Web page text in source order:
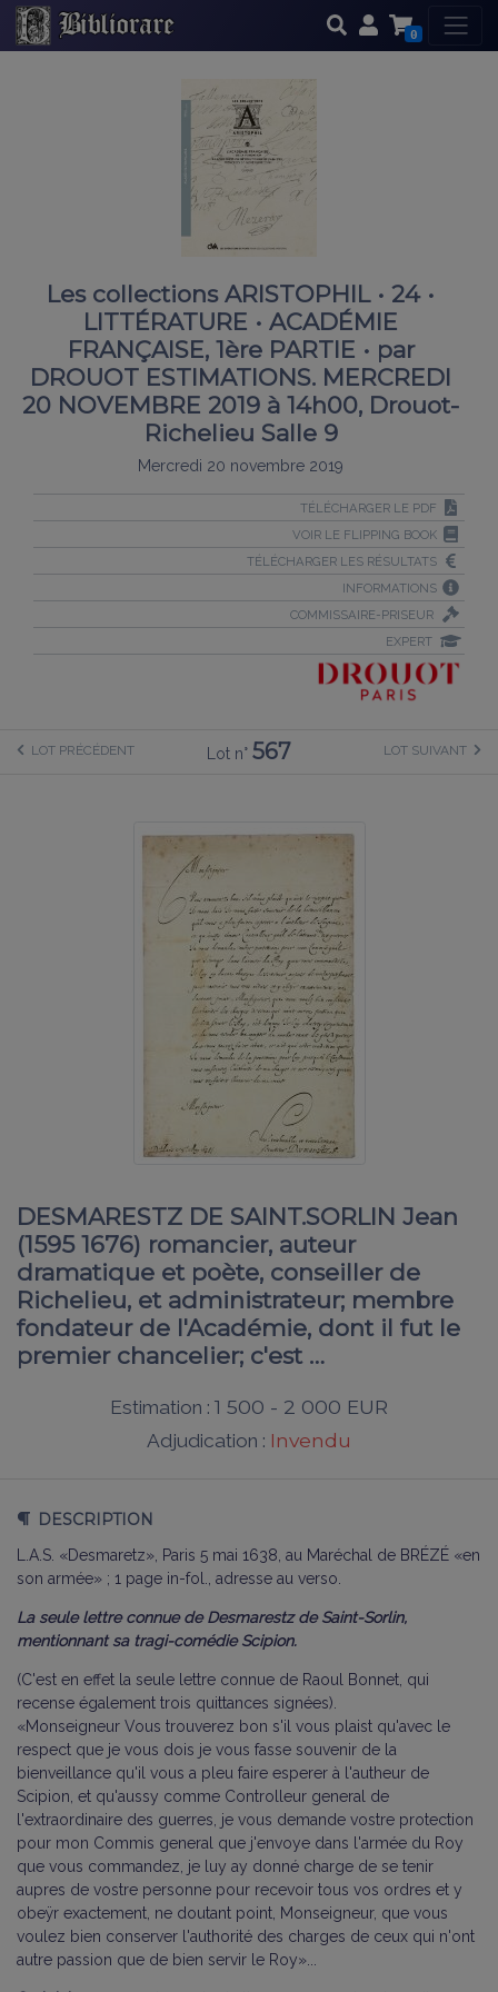
0
Les collections ARISTOPHIL • 24 •
LITTÉRATURE • ACADÉMIE
FRANÇAISE, 1ère PARTIE • par
DROUOT ESTIMATIONS. MERCREDI
20 NOVEMBRE 2019 à 14h00, Drouot-
Richelieu Salle 9
Mercredi 20 novembre 2019
TÉLÉCHARGER LE PDF
VOIR LE FLIPPING BOOK
TÉLÉCHARGER LES RÉSULTATS
INFORMATIONS
COMMISSAIRE-PRISEUR
EXPERT
LOT PRÉCÉDENT Lot n° 567 LOT SUIVANT
DESMARESTZ DE SAINT.SORLIN Jean
(1595 1676) romancier, auteur
dramatique et poète, conseiller de
Richelieu, et administrateur; membre
fondateur de l'Académie, dont il fut le
premier chancelier; c'est …
Estimation : 1 500 - 2 000 EUR
Adjudication : Invendu
DESCRIPTION
L.A.S. «Desmaretz», Paris 5 mai 1638, au Maréchal de BRÉZÉ «en
son armée» ; 1 page in-fol., adresse au verso.
La seule lettre connue de Desmarestz de Saint-Sorlin,
mentionnant sa tragi-comédie Scipion.
(C'est en effet la seule lettre connue de Raoul Bonnet, qui
recense également trois quittances signées).
«Monseigneur Vous trouverez bon s'il vous plaist qu'avec le
respect que je vous dois je vous fasse souvenir de la
bienveillance qu'il vous a pleu faire esperer à l'autheur de
Scipion, et qu'aussy comme Controlleur general de
l'extraordinaire des guerres, je vous demande vostre protection
pour mon Commis general que j'envoye dans l'armée du Roy
que vous commandez, je luy ay donné charge de se tenir
aupres de vostre personne pour recevoir tous vos ordres et y
obeÿr exactement, ne doutant point, Monseigneur, que vous
voulez bien conserver l'authorité des charges de ceux qui n'ont
autre passion que de bien servir le Roy»...